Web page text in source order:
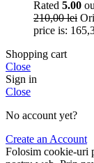
Rated 5.00
210,00lei
price is:
Shopping cart
Close
Sign in
Close
No account yet?
Create an Account
Folosim cookie-uri